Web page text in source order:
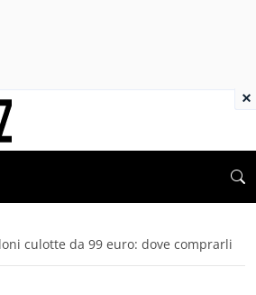
culotte da 99 euro: dove comprarli
×